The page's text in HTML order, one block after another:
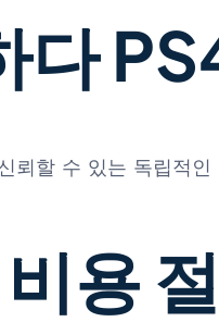
다
뢰할 수 있는 독립적
용